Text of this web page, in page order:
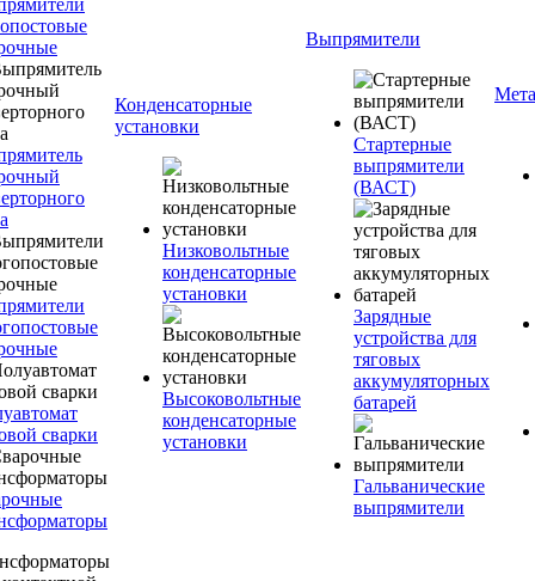
сварки
Конденсаторные
установки
Низковольтные
конденсаторные
установки
Высоковольтные
конденсаторные
установки
Выпрямители
Стартерные
выпрямители
(ВАСТ)
Зарядные
устройства для
тяговых
аккумуляторных
батарей
Гальванические
выпрямители